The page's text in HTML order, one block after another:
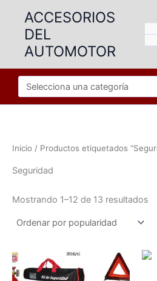
contenido
ACCESORIOS
DEL
AUTOMOTOR
Inicio / Productos etiquetados
Seguridad
Mostrando 1–12 de 13 resultados